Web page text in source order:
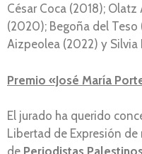
César Coca (2018);
(2020); Begoña del Teso
Aizpeolea (2022) y
Premio «José María
El jurado ha querido
Libertad de Expresión
de Periodistas